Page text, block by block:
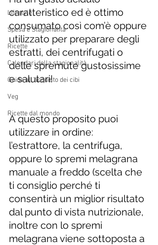
Lifestyle
Spesa e Stagionalità
Ricette
Calendari della stagionalità
Guide all'acquisto dei cibi
Veg
Ricette dal mondo
caratteristico ed è ottimo
consumato così com’è oppure
utilizzato per preparare degli
estratti, dei centrifugati o
delle spremute gustosissime
e salutari!
A questo proposito puoi
utilizzare in ordine:
l’estrattore, la centrifuga,
oppure lo spremi melagrana
manuale a freddo (scelta che
ti consiglio perché ti
consentirà un miglior risultato
dal punto di vista nutrizionale,
inoltre con lo spremi
melagrana viene sottoposta a